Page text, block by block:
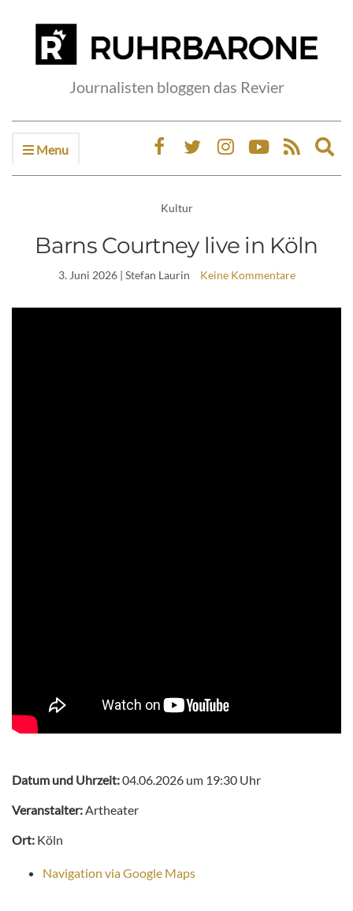
Journalisten bloggen das Revier
Menu
Kultur
Barns Courtney live in Köln
3. Juni 2026| Stefan Laurin Keine Kommentare
Datum und Uhrzeit:04.06.2026 um 19:30 Uhr
Veranstalter:Artheater
Ort: Köln
Navigation via Google Maps